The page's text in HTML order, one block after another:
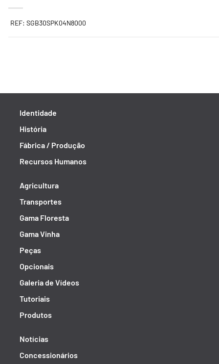
REF: SGB30SPK04N8000
Identidade
História
Fábrica / Produção
Recursos Humanos
Agricultura
Transportes
Gama Floresta
Gama Vinha
Peças
Opcionais
Galeria de Vídeos
Tutoriais
Produtos
Notícias
Concessionários